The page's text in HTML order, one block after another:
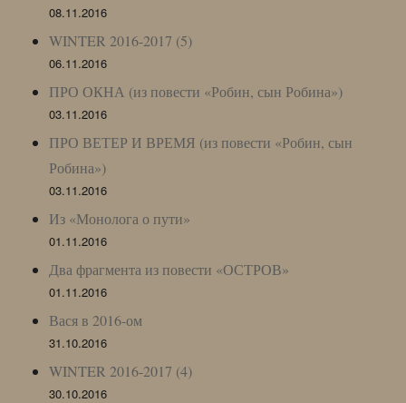
08.11.2016
WINTER 2016-2017 (5)
06.11.2016
ПРО ОКНА (из повести «Робин, сын Робина»)
03.11.2016
ПРО ВЕТЕР И ВРЕМЯ (из повести «Робин, сын
Робина»)
03.11.2016
Из «Монолога о пути»
01.11.2016
Два фрагмента из повести «ОСТРОВ»
01.11.2016
Вася в 2016-ом
31.10.2016
WINTER 2016-2017 (4)
30.10.2016